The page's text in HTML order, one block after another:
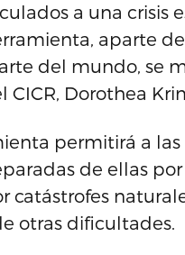
a una crisis
aparte
del mundo, se
CICR, Dorothea
permitirá a
de ellas
catástrofes
otras dificultades.